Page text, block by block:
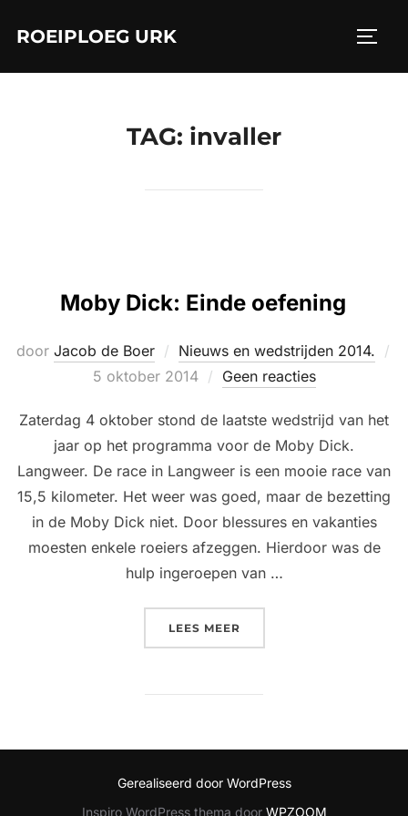
naarROEIPLOEG URK
TAG: invaller
Moby Dick: Einde oefening
door Jacob de Boer
Nieuws en wedstrijden 2014.
Geplaatst
5 oktober 2014 Geen reacties
Zaterdag 4 oktober stond de laatste wedstrijd van het
jaar op het programma voor de Moby Dick.
Langweer. De race in Langweer is een mooie race van
15,5 kilometer. Het weer was goed, maar de bezetting
in de Moby Dick niet. Door blessures en vakanties
moesten enkele roeiers afzeggen. Hierdoor was de
hulp ingeroepen van …
LEES MEER“MOBY DICK: EINDE
Gerealiseerd door WordPress
Inspiro WordPress thema door WPZOOM